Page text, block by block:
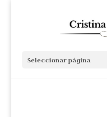
Seleccionar página